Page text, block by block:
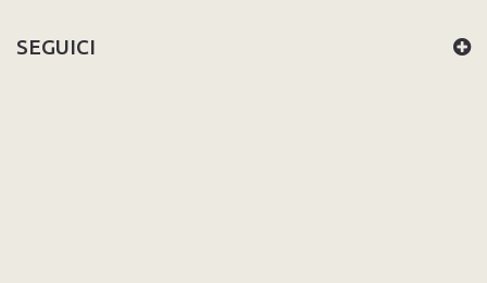
SEGUICI